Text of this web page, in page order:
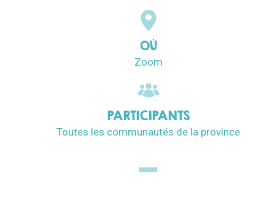
OÙ
Zoom
PARTICIPANTS
Toutes les communautés de la province